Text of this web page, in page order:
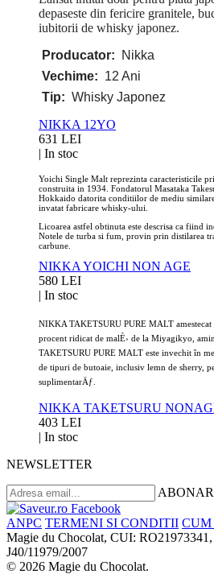
depaseste din fericire granitele,
iubitorii de whisky japonez.
Producator:
Nikka
Vechime: 12 Ani
Tip: Whisky Japonez
NIKKA 12YO
631 LEI
| In stoc
Yoichi Single Malt reprezinta caracteristicile
construita in 1934. Fondatorul Masataka
Hokkaido datorita conditiilor de mediu
invatat fabricare whisky-ului.
Licoarea astfel obtinuta este descrisa ca fiind
Notele de turba si fum, provin prin distilarea
carbune.
NIKKA YOICHI NON AGE
580 LEI
| In stoc
NIKKA TAKETSURU PURE MALT amestecat
procent ridicat de malÈ› de la Miyagikyo,
TAKETSURU PURE MALT este invechit în
de tipuri de butoaie, inclusiv lemn de sherry,
suplimentarÄƒ.
NIKKA TAKETSURU
403 LEI
| In stoc
NEWSLETTER
ANPC TERMENI SI CONDITII
Magie du Chocolat, CUI:
J40/11979/2007
© 2026 Magie du Chocolat.